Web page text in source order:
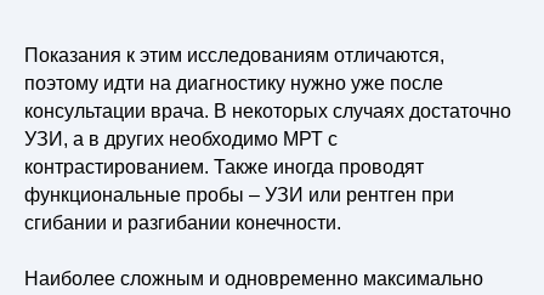
Показания к этим исследованиям отличаются,
поэтому идти на диагностику нужно уже после
консультации врача. В некоторых случаях достаточно
УЗИ, а в других необходимо МРТ с
контрастированием. Также иногда проводят
функциональные пробы – УЗИ или рентген при
сгибании и разгибании конечности.
Наиболее сложным и одновременно максимально